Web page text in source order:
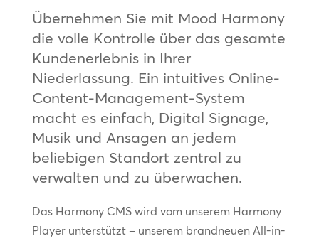
Übernehmen Sie mit Mood Harmony
die volle Kontrolle über das gesamte
Kundenerlebnis in Ihrer
Niederlassung. Ein intuitives Online-
Content-Management-System
macht es einfach, Digital Signage,
Musik und Ansagen an jedem
beliebigen Standort zentral zu
verwalten und zu überwachen.
Das Harmony CMS wird vom unserem Harmony
Player unterstützt – unserem brandneuen All-in-